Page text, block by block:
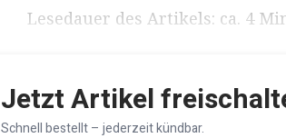
Lesedauer des Artikels: ca. 4
Jetzt Artikel
Schnell bestellt – jederzeit kündbar.